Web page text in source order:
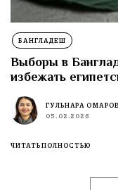
БАНГЛАДЕШ
Выборы в
избежать
ГУЛЬНАРА
05.02.2026
ЧИТАТЬ ПОЛНОСТЬЮ